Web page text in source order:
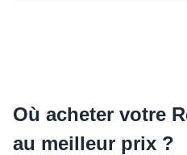
Où acheter votre
au meilleur prix ?